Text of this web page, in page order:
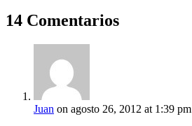
14 Comentarios
Juan on agosto 26, 2012 at 1:39 pm